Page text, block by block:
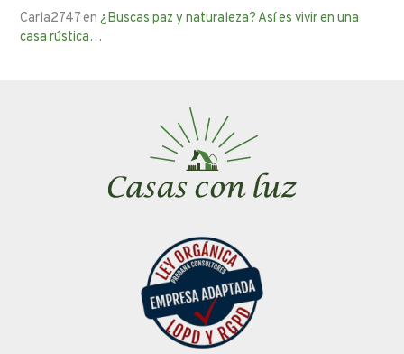
Carla2747en¿Buscas paz y naturaleza? Así es vivir en una
casa rústica…